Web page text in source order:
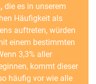
die es in unserem
Häufigkeit als
auftreten, würden
einem bestimmten
3,3% aller
kommt dieser
häufig vor wie alle